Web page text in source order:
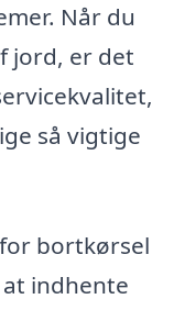
Når du
jord, er det
så vigtige
bortkørsel
indhente